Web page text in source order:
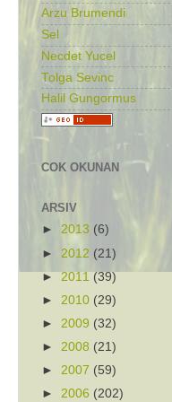
Arzu Brumendi
Sel
Necdet Yucel
Tolga Sevinc
Halil Gungormus
COK OKUNAN
ARSIV
► 2013 (6)
► 2012 (21)
►2011(39)
► 2010 (29)
► 2009 (32)
► 2008 (21)
► 2007 (59)
► 2006 (202)